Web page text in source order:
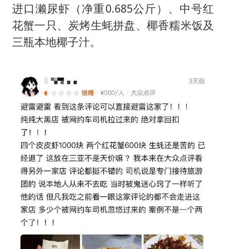
进口濑尿虾 （净重0.685公斤）、中号红
花蟹一只、炭烤生蚝拼盘、椰香糯米饭及
三瓶本地椰子汁。